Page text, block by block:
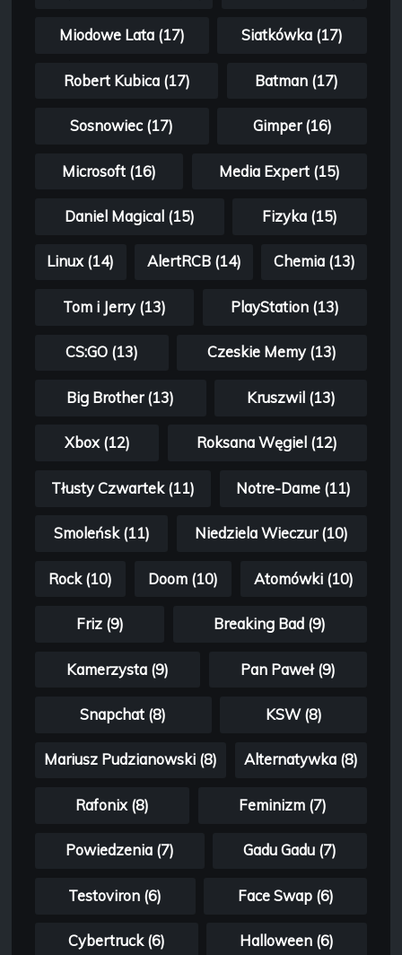
Miodowe Lata (17) Siatkówka (17)
Robert Kubica (17) Batman (17)
Sosnowiec (17) Gimper (16)
Microsoft (16) Media Expert (15)
Daniel Magical (15) Fizyka (15)
Linux (14) AlertRCB (14) Chemia (13)
Tom i Jerry (13) PlayStation (13)
CS:GO (13) Czeskie Memy (13)
Big Brother (13) Kruszwil (13)
Xbox (12) Roksana Węgiel (12)
Tłusty Czwartek (11) Notre-Dame (11)
Smoleńsk (11) Niedziela Wieczur (10)
Rock (10) Doom (10) Atomówki (10)
Friz (9) Breaking Bad (9)
Kamerzysta (9) Pan Paweł (9)
Snapchat (8) KSW (8)
Mariusz Pudzianowski (8) Alternatywka (8)
Rafonix (8) Feminizm (7)
Powiedzenia (7) Gadu Gadu (7)
Testoviron (6) Face Swap (6)
Cybertruck (6) Halloween (6)